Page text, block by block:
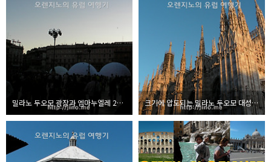
밀라노 두오모 광장과 엠마누엘레 2세 갤러리아 - 오렌지노의 유럽여행기 #27 크기에 압도되는 밀라노 두오모 대성당 - 오렌지노의 유럽여행기 #26